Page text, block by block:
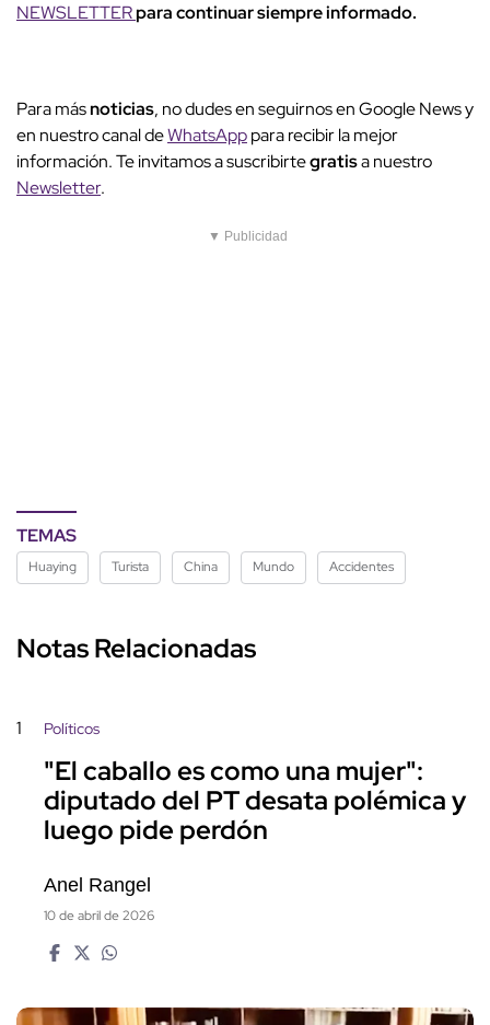
NEWSLETTERpara continuar siempre informado.
Para másnoticias, no dudes en seguirnos en Google News y
en nuestro canal deWhatsApppara recibir la mejor
información. Te invitamos a suscribirtegratisa nuestro
Newsletter.
▼ Publicidad
TEMAS
Huaying Turista China Mundo Accidentes
Notas Relacionadas
1 Políticos
"El caballo es como una mujer":
diputado del PT desata polémica y
luego pide perdón
Anel Rangel
10 de abril de 2026